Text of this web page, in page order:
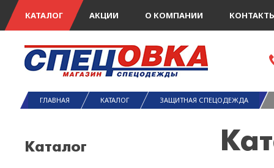
КАТАЛОГ АКЦИИ О КОМПАНИИ
ГЛАВНАЯ КАТАЛОГ ЗАЩИТНАЯ СПЕЦОДЕЖДА
Каталог